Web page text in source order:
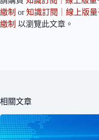
繳制 or知識訂閱｜線上版
繳制 以瀏覽此文章。
相關文章